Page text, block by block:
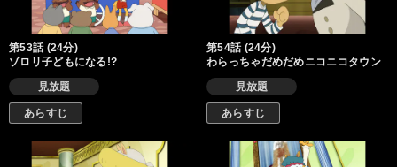
第53話 (24分)
ゾロリ子どもになる!?
見放題
あらすじ
第54話 (24分)
わらっちゃだめだめニコニコタウン
見放題
あらすじ